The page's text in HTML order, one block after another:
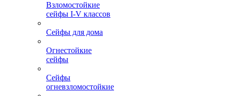
Взломостойкие
сейфы I-V классов
Сейфы для дома
Огнестойкие
сейфы
Сейфы
огневзломостойкие